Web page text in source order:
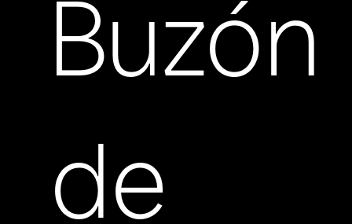
Buzón
de